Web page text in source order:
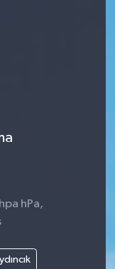
hPa,